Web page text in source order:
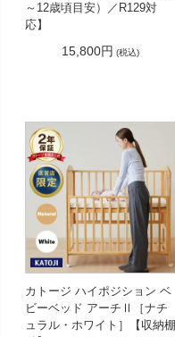
～12歳頃目安）／R129対
応】
15,800円 (税込)
カトージ ハイポジション ベ
ビーベッド アーチⅡ［ナチ
ュラル・ホワイト］【収納棚